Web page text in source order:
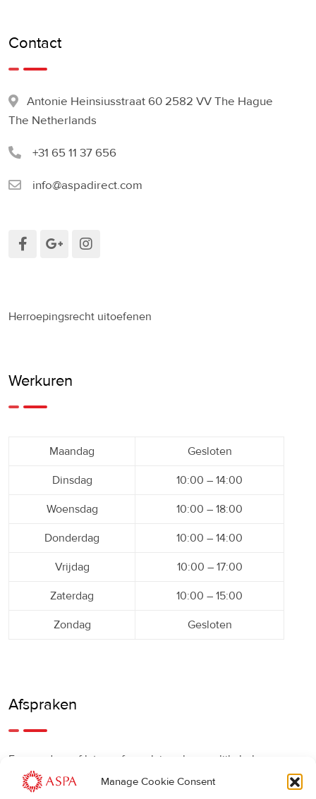
Manage Cookie Consent
Contact
Antonie Heinsiusstraat 60 2582 VV The Hague
The Netherlands
+31 65 11 37 656
info@aspadirect.com
Herroepingsrecht uitoefenen
Werkuren
Maandag Gesloten
Dinsdag 10:00 – 14:00
Woensdag 10:00 – 18:00
Donderdag 10:00 – 14:00
Vrijdag 10:00 – 17:00
Zaterdag 10:00 – 15:00
Zondag Gesloten
Afspraken
Een eerdere of latere afspraak is ook mogelijk, bel ons
gerust.